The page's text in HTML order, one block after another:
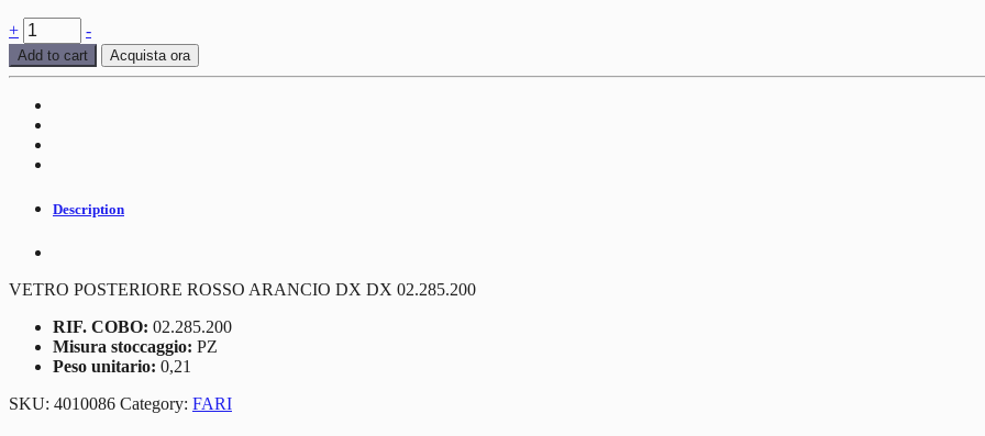
VETRO
POSTERIORE
ROSSO
quantità
+ -
Add to cart Acquista ora
Description
VETRO POSTERIORE ROSSO ARANCIO DX DX 02.285.200
RIF. COBO: 02.285.200
Misura stoccaggio: PZ
Peso unitario: 0,21
SKU: 4010086 Category: FARI